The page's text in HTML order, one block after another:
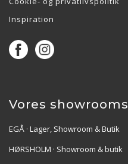
Inspiration
Vores showrooms
EGÅ · Lager, Showroom & Butik
HØRSHOLM · Showroom & butik